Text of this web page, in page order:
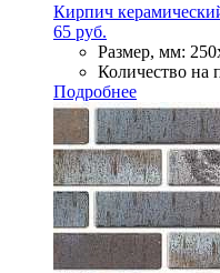
Кирпич
65 руб.
Размер, мм:
Количество на
Подробнее